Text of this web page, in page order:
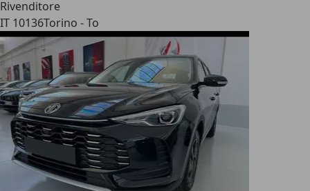
Rivenditore
IT 10136Torino - To